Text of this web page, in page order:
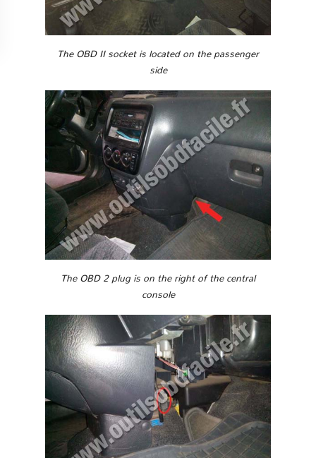
The OBD II socket is located on the passenger
side
The OBD 2 plug is on the right of the central
console